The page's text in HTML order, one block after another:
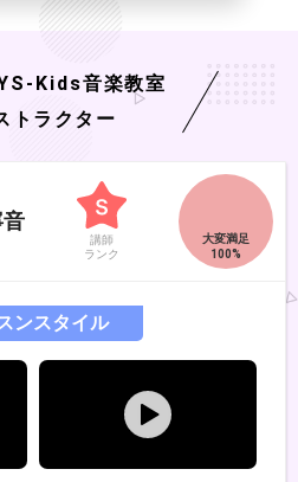
Kids音楽教室
トラクター
講師
ランク
ンスタイル